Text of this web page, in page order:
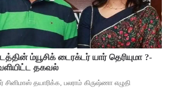
ம்யூசிக் டைரக்டர் யார் தெரியுமா ?-
தகவல்
தயாரிக்க, பலராம் கிருஷ்ணா எழுதி